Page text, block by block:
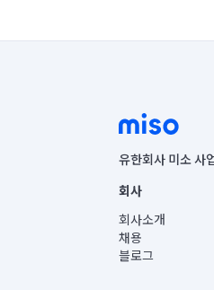
유한회사 미소 사
사업자등록번호 :
통신판매신고번호
대표이사 : CHING
주소 | 본사: 서울특
컨택센터 : 서울특
회사
회사소개
채용
블로그